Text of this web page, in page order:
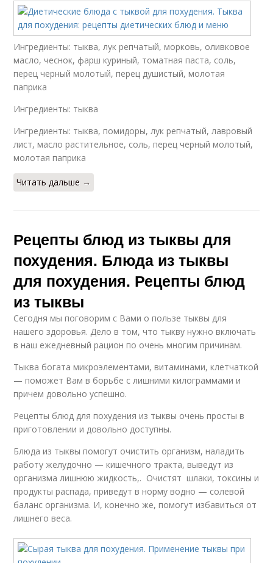
Ингредиенты: тыква, лук репчатый, морковь, оливковое
масло, чеснок, фарш куриный, томатная паста, соль,
перец черный молотый, перец душистый, молотая
паприка
Ингредиенты: тыква
Ингредиенты: тыква, помидоры, лук репчатый, лавровый
лист, масло растительное, соль, перец черный молотый,
молотая паприка
Читать дальше →
Рецепты блюд из тыквы для
похудения. Блюда из тыквы
для похудения. Рецепты блюд
из тыквы
Сегодня мы поговорим с Вами о пользе тыквы для
нашего здоровья. Дело в том, что тыкву нужно включать
в наш ежедневный рацион по очень многим причинам.
Тыква богата микроэлементами, витаминами, клетчаткой
— поможет Вам в борьбе с лишними килограммами и
причем довольно успешно.
Рецепты блюд для похудения из тыквы очень просты в
приготовлении и довольно доступны.
Блюда из тыквы помогут очистить организм, наладить
работу желудочно — кишечного тракта, выведут из
организма лишнюю жидкость,. Очистят шлаки, токсины и
продукты распада, приведут в норму водно — солевой
баланс организма. И, конечно же, помогут избавиться от
лишнего веса.